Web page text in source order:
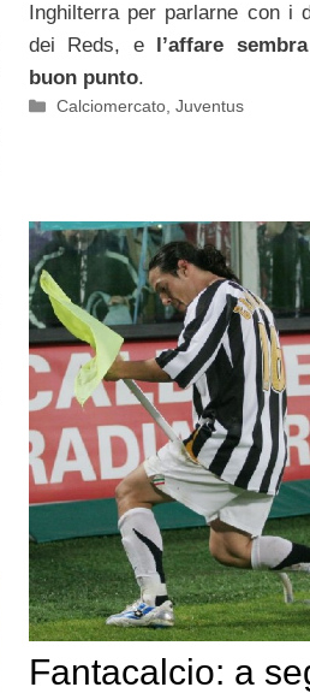
Inghilterra per parlarne con i
dei Reds, e
l’affare
buon punto.
Categorie
Calciomercato,Juventus
Fantacalcio: a